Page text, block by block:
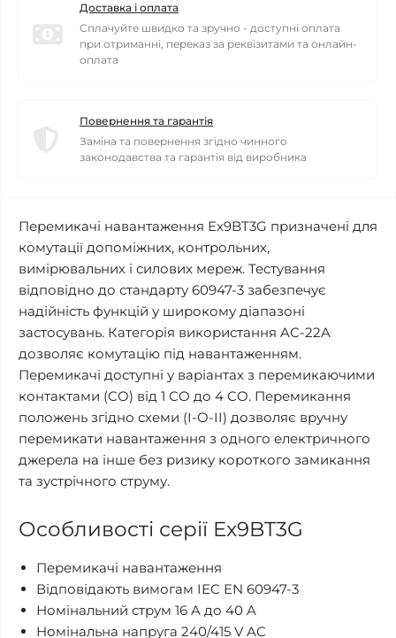
Доставка і оплата
Сплачуйте швидко та зручно - доступні оплата
при отриманні, переказ за реквізитами та онлайн-
оплата
Повернення та гарантія
Заміна та повернення згідно чинного
законодавства та гарантія від виробника
Перемикачі навантаження Ex9BT3G призначені для
комутації допоміжних, контрольних,
вимірювальних і силових мереж. Тестування
відповідно до стандарту 60947-3 забезпечує
надійність функцій у широкому діапазоні
застосувань. Категорія використання AC-22A
дозволяє комутацію під навантаженням.
Перемикачі доступні у варіантах з перемикаючими
контактами (CO) від 1 CO до 4 CO. Перемикання
положень згідно схеми (I-O-II) дозволяє вручну
перемикати навантаження з одного електричного
джерела на інше без ризику короткого замикання
та зустрічного струму.
Особливості серії Ex9BT3G
Перемикачі навантаження
Відповідають вимогам IEC EN 60947-3
Номінальний струм 16 A до 40 A
Номінальна напруга 240/415 V AC